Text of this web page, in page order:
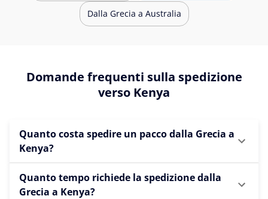
Dalla Grecia a Australia
Domande frequenti sulla spedizione
verso Kenya
Quanto costa spedire un pacco dalla Grecia a
Kenya?
Quanto tempo richiede la spedizione dalla
Grecia a Kenya?